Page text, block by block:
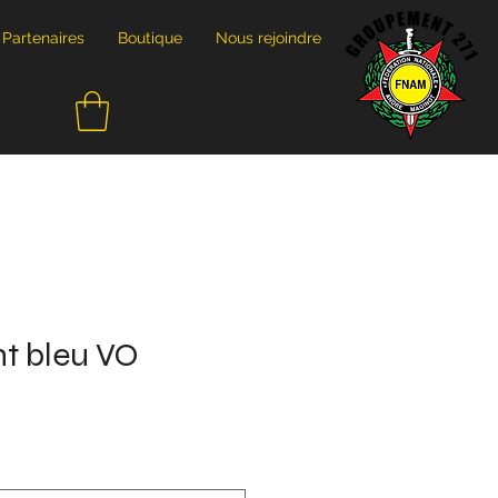
Partenaires Boutique Nous rejoindre
bleu VO